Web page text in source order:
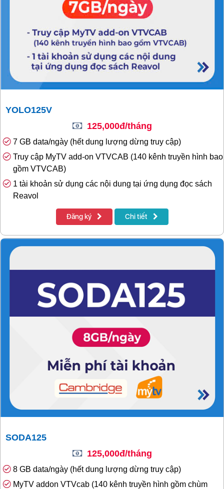
YOLO125V
125,000đ/tháng
7 GB data/ngày (hết dung lượng dừng truy cập)
Truy cập MyTV add-on VTVCAB (140 kênh truyền hình bao
gồm VTVCAB)
1 tài khoản sử dụng các nội dung tại ứng dụng đọc sách
Reavol
Đăng ký Chi tiết
SODA125
125,000đ/tháng
8 GB data/ngày (hết dung lượng dừng truy cập)
MyTV addon VTVcab (140 kênh truyền hình gồm chùm